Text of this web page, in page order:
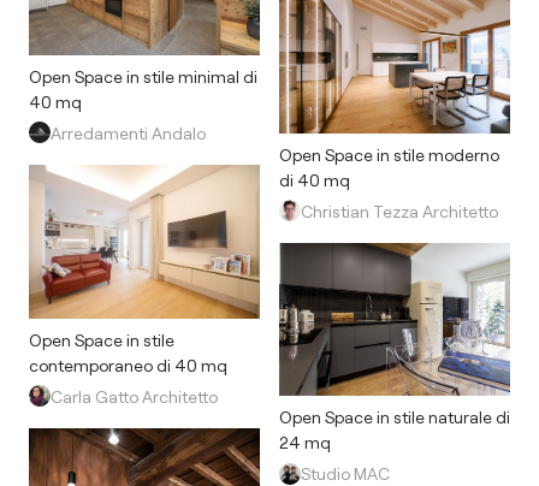
Open Space in stile minimal di
40 mq
Arredamenti Andalo
Open Space in stile
contemporaneo di 40 mq
Carla Gatto Architetto
Open Space in stile moderno
di 40 mq
Christian Tezza Architetto
Open Space in stile naturale di
24 mq
Studio MAC